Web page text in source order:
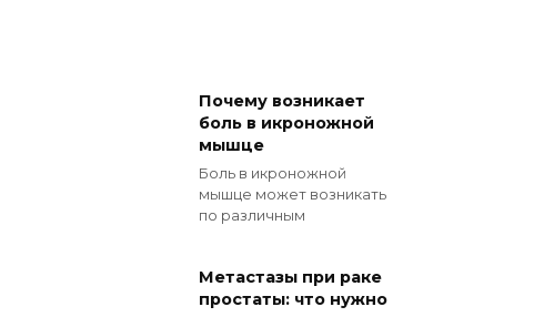
Почему возникает
боль в икроножной
мышце
Боль в икроножной
мышце может возникать
по различным
Метастазы при раке
простаты: что нужно